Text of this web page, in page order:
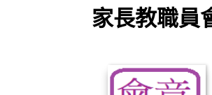
家長教職員